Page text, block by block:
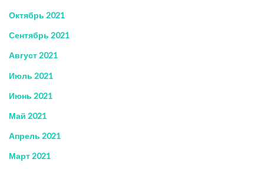
Октябрь 2021
Сентябрь 2021
Август 2021
Июль 2021
Июнь 2021
Май 2021
Апрель 2021
Март 2021